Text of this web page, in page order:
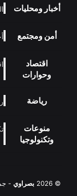
أخبار ومحليات
أمن ومجتمع
اقتصاد
وحوارات
رياضة
منوعات
وتكنولوجيا
© 2026 بصراوي -